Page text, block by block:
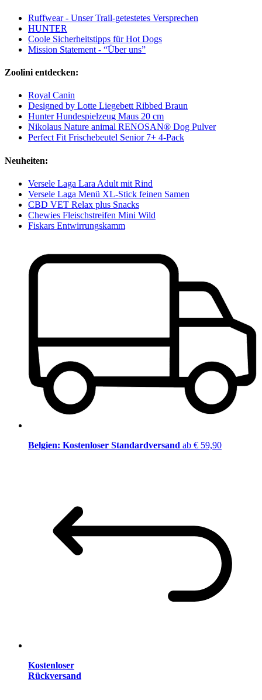
Ruffwear - Unser Trail-getestetes Versprechen
HUNTER
Coole Sicherheitstipps für Hot Dogs
Mission Statement - “Über uns”
Zoolini entdecken:
Royal Canin
Designed by Lotte Liegebett Ribbed Braun
Hunter Hundespielzeug Maus 20 cm
Nikolaus Nature animal RENOSAN® Dog Pulver
Perfect Fit Frischebeutel Senior 7+ 4-Pack
Neuheiten:
Versele Laga Lara Adult mit Rind
Versele Laga Menü XL-Stick feinen Samen
CBD VET Relax plus Snacks
Chewies Fleischstreifen Mini Wild
Fiskars Entwirrungskamm
Belgien: Kostenloser Standardversand ab € 59,90
Kostenloser
Rückversand